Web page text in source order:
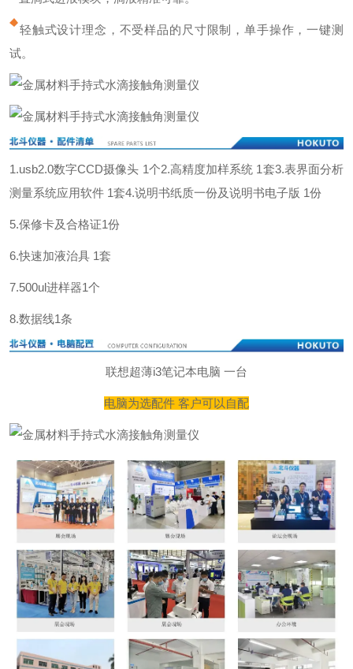
轻触式设计理念，不受样品的尺寸限制，单手操作，一键测
试。
1.usb2.0数字CCD摄像头 1个2.高精度加样系统 1套3.表界面分析
测量系统应用软件 1套4.说明书纸质一份及说明书电子版 1份
5.保修卡及合格证1份
6.快速加液治具 1套
7.500ul进样器1个
8.数据线1条
联想超薄i3笔记本电脑 一台
电脑为选配件 客户可以自配